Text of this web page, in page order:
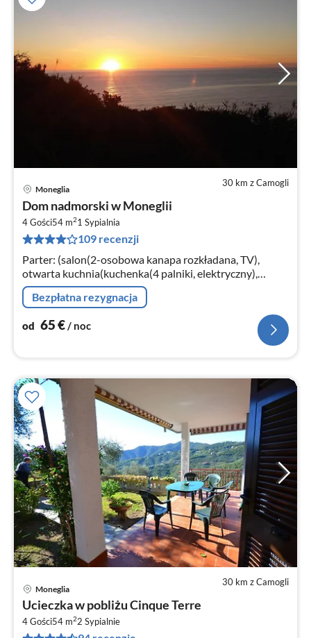
30 km z Camogli
Moneglia
Dom nadmorski w Moneglii
4 Gości54 m21 Sypialnia
109 recenzji
Parter: (salon(2-osobowa kanapa rozkładana, TV),
otwarta kuchnia(kuchenka(4 palniki, elektryczny),
kuchenka mikrofalowa, lodówko-zamrażarka),
sypialnia(łóżko 2-osobowe)
Bezpłatna rezygnacja
od 65€/ noc
30 km z Camogli
Moneglia
Ucieczka w pobliżu Cinque Terre
4 Gości54 m22 Sypialnie